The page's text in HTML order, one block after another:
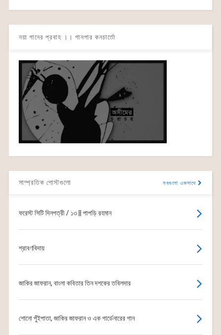
নয়া গানের প্রবাহ ।। গানপার কনচার্তো
সাম্প্রতিক পোস্টগুলো সবগুলো একসাথে
ফরেস্ট সিটি দিনপত্রী / ১৩ || পাপড়ি রহমান
শ্রাবণবিদায়
জাকির জাফরান, বাংলা কবিতার তিন দশকের তবিলদার
শোনো পুঁইপাতা, জাকির জাফরান ও এক গার্ডেনারের গান